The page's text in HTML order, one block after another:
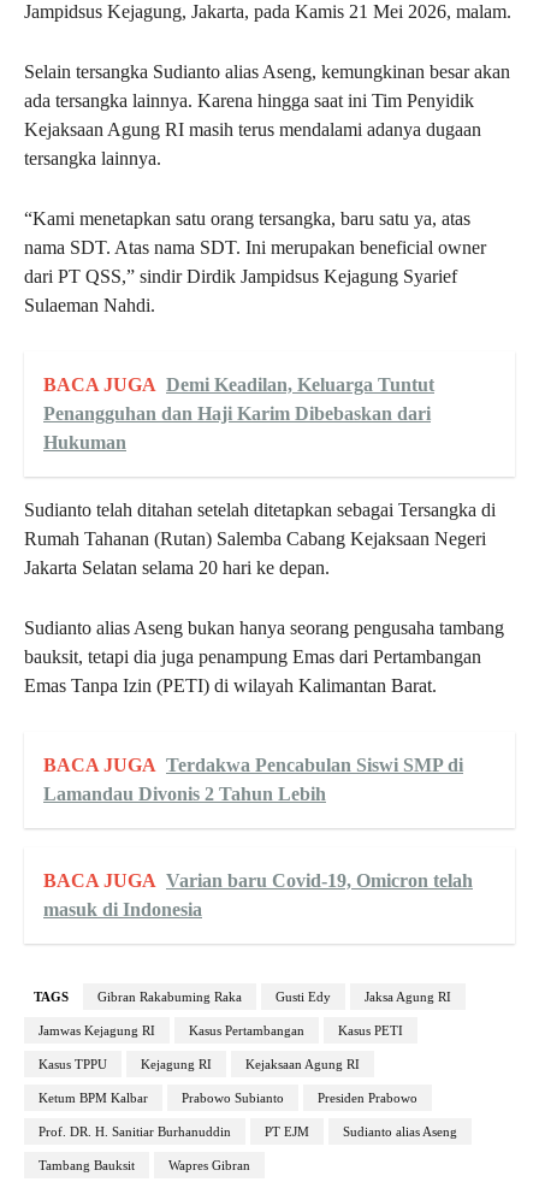
Jampidsus Kejagung, Jakarta, pada Kamis 21 Mei 2026, malam.
Selain tersangka Sudianto alias Aseng, kemungkinan besar akan
ada tersangka lainnya. Karena hingga saat ini Tim Penyidik
Kejaksaan Agung RI masih terus mendalami adanya dugaan
tersangka lainnya.
“Kami menetapkan satu orang tersangka, baru satu ya, atas
nama SDT. Atas nama SDT. Ini merupakan beneficial owner
dari PT QSS,” sindir Dirdik Jampidsus Kejagung Syarief
Sulaeman Nahdi.
BACA JUGA Demi Keadilan, Keluarga Tuntut
Penangguhan dan Haji Karim Dibebaskan dari
Hukuman
Sudianto telah ditahan setelah ditetapkan sebagai Tersangka di
Rumah Tahanan (Rutan) Salemba Cabang Kejaksaan Negeri
Jakarta Selatan selama 20 hari ke depan.
Sudianto alias Aseng bukan hanya seorang pengusaha tambang
bauksit, tetapi dia juga penampung Emas dari Pertambangan
Emas Tanpa Izin (PETI) di wilayah Kalimantan Barat.
BACA JUGA Terdakwa Pencabulan Siswi SMP di
Lamandau Divonis 2 Tahun Lebih
BACA JUGA Varian baru Covid-19, Omicron telah
masuk di Indonesia
TAGS Gibran Rakabuming Raka Gusti Edy Jaksa Agung RI
Jamwas Kejagung RI Kasus Pertambangan Kasus PETI
Kasus TPPU Kejagung RI Kejaksaan Agung RI
Ketum BPM Kalbar Prabowo Subianto Presiden Prabowo
Prof. DR. H. Sanitiar Burhanuddin PT EJM Sudianto alias Aseng
Tambang Bauksit Wapres Gibran